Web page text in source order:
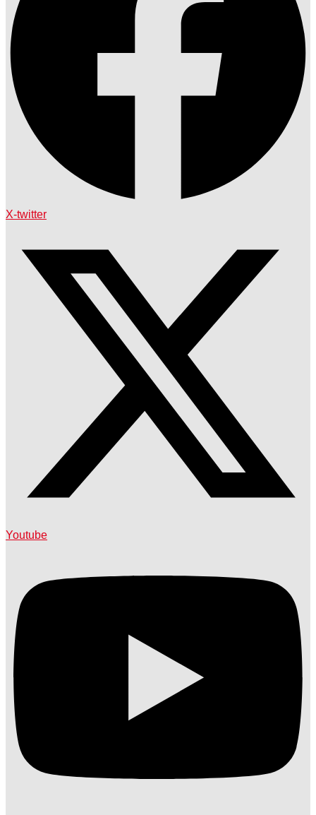
X-twitter
Youtube